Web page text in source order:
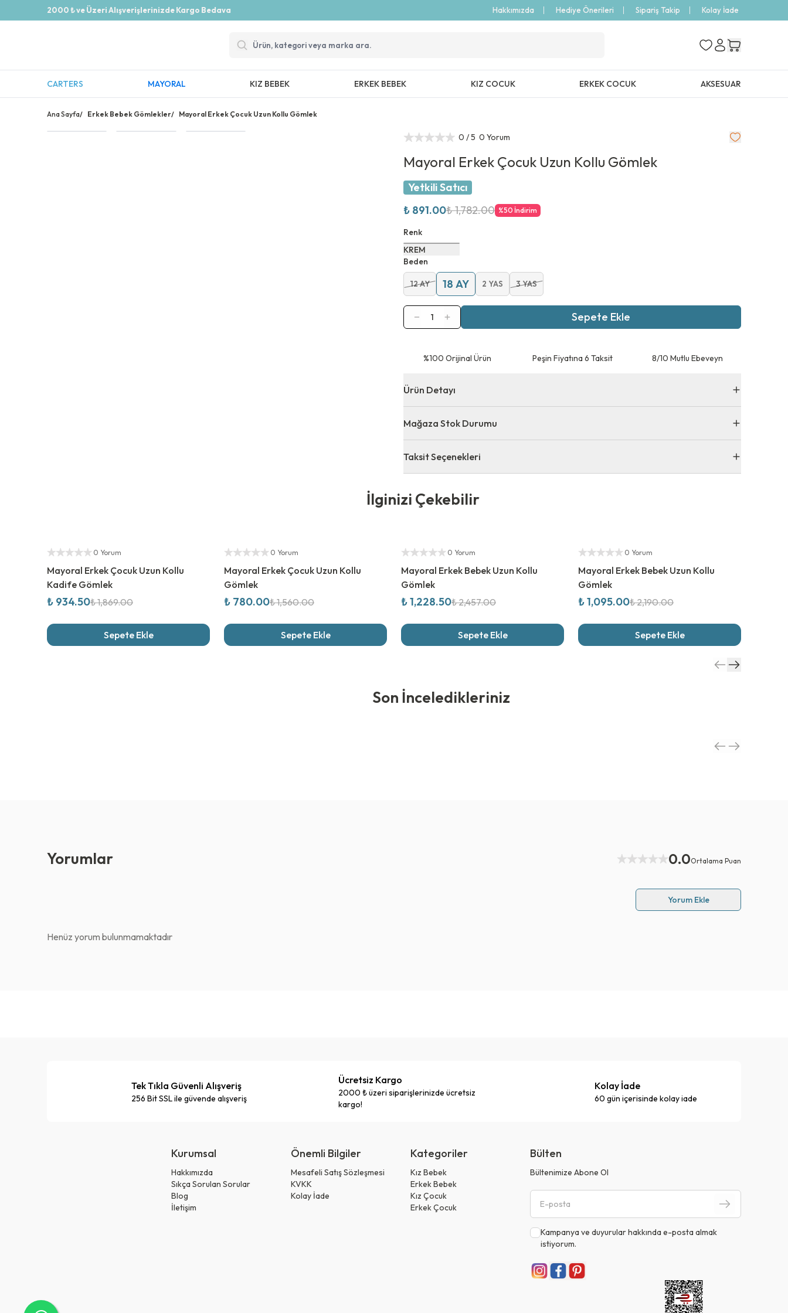
2000 ₺ ve Üzeri Alışverişlerinizde Kargo Bedava Hakkımızda Hediye Önerileri Sipariş Takip Kolay İade
CARTERS MAYORAL KIZ BEBEK ERKEK BEBEK KIZ COCUK ERKEK COCUK AKSESUAR
Ana Sayfa/ Erkek Bebek Gömlekler/ Mayoral Erkek Çocuk Uzun Kollu Gömlek
0 / 5 0 Yorum
Mayoral Erkek Çocuk Uzun Kollu Gömlek
Yetkili Satıcı
₺ 891.00₺ 1,782.00 %50 İndirim
Renk
KREM
Beden
12 AY 18 AY 2 YAS 3 YAS
1 Sepete Ekle
⁠%100 Orijinal Ürün Peşin Fiyatına 6 Taksit 8/10 Mutlu Ebeveyn
Ürün Detayı
Mağaza Stok Durumu
Taksit Seçenekleri
İlginizi Çekebilir
Yetkili Satıcı
0 Yorum
Mayoral Erkek Çocuk Uzun Kollu
Kadife Gömlek
₺ 934.50₺ 1,869.00
Sepete Ekle
Yetkili Satıcı
0 Yorum
Mayoral Erkek Çocuk Uzun Kollu
Gömlek
₺ 780.00₺ 1,560.00
Sepete Ekle
Yetkili Satıcı
0 Yorum
Mayoral Erkek Bebek Uzun Kollu
Gömlek
₺ 1,228.50₺ 2,457.00
Sepete Ekle
Yetkili Satıcı
0 Yorum
Mayoral Erkek Bebek Uzun Kollu
Gömlek
₺ 1,095.00₺ 2,190.00
Sepete Ekle
Son İnceledikleriniz
Yorumlar 0.0Ortalama Puan
Yorum Ekle
Henüz yorum bulunmamaktadır
Tek Tıkla Güvenli Alışveriş
256 Bit SSL ile güvende alışveriş
Ücretsiz Kargo
2000 ₺ üzeri siparişlerinizde ücretsiz
kargo!
Kolay İade
60 gün içerisinde kolay iade
Kurumsal
Hakkımızda
Sıkça Sorulan Sorular
Blog
İletişim
Önemli Bilgiler
Mesafeli Satış Sözleşmesi
KVKK
Kolay İade
Kategoriler
Kız Bebek
Erkek Bebek
Kız Çocuk
Erkek Çocuk
Bülten
Bültenimize Abone Ol
Kampanya ve duyurular hakkında e-posta almak
istiyorum.